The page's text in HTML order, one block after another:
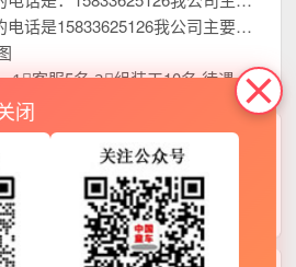
产品质量，和高效贴心的售后服务，以及高精尖锐的开发能力。赢得广大国内外客户一致好评，本年刚刚开发新品上市，欢迎大家进货首先联系我们，合作共赢！
待遇优厚，多劳多得 按时发放工资4千-1.2万/月平乡县城东岳大
声明河北制造邢台生活平乡家园义乌童车
上海童车新疆童车
大厅 客服 注册 总站
积分 说明书
闭